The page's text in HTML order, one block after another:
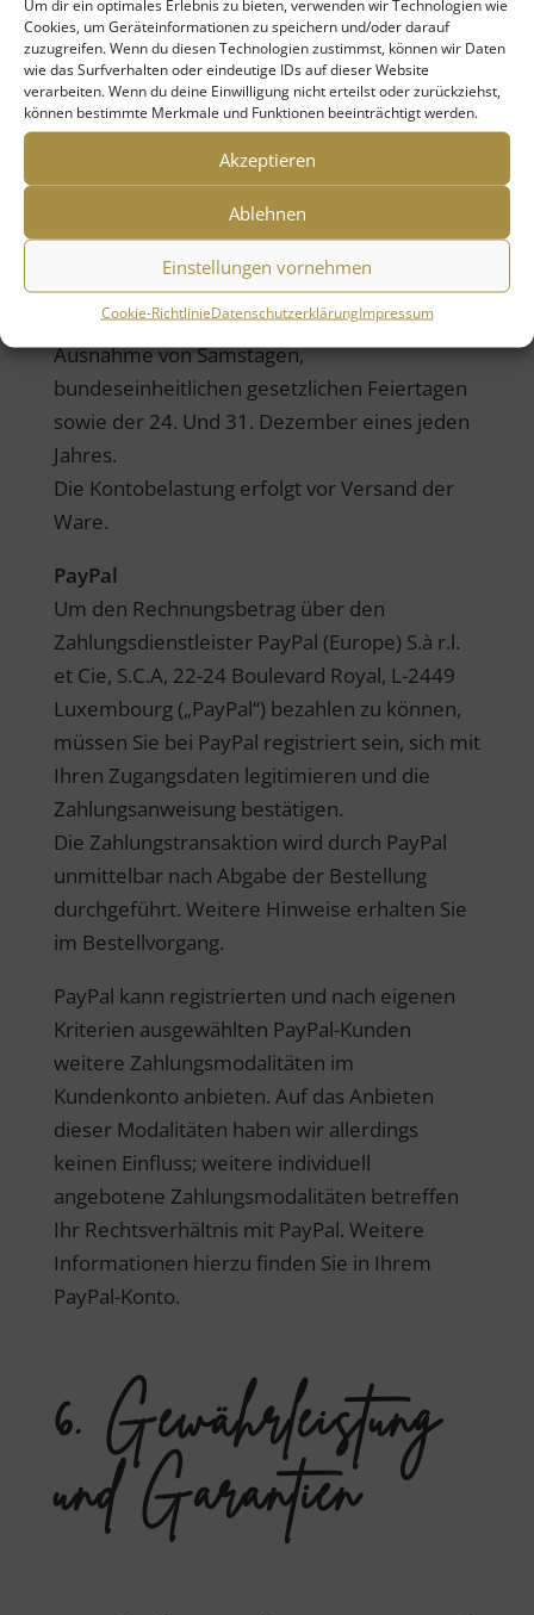
Um dir ein optimales Erlebnis zu bieten, verwenden wir Technologien wie
Cookies, um Geräteinformationen zu speichern und/oder darauf
zuzugreifen. Wenn du diesen Technologien zustimmst, können wir Daten
wie das Surfverhalten oder eindeutige IDs auf dieser Website
verarbeiten. Wenn du deine Einwilligung nicht erteilst oder zurückziehst,
können bestimmte Merkmale und Funktionen beeinträchtigt werden.
Akzeptieren
Ablehnen
Einstellungen vornehmen
Cookie-RichtlinieDatenschutzerklärungImpressum
Ihre Karte wird unmittelbar nach Abgabe der
Bestellung belastet.
SEPA-Lastschriftverfahren
Mit Abgabe der Bestellung erteilen Sie uns ein
SEPA-Lastschriftmandat. Über das Datum der
Kontobelastung werden wir Sie mindestens
einen Bankgeschäftstag im Voraus
informieren (sog. Prenotification). Ein
Bankgeschäftstag ist jeder Werktag mit
Ausnahme von Samstagen,
bundeseinheitlichen gesetzlichen Feiertagen
sowie der 24. Und 31. Dezember eines jeden
Jahres.
Die Kontobelastung erfolgt vor Versand der
Ware.
PayPal
Um den Rechnungsbetrag über den
Zahlungsdienstleister PayPal (Europe) S.à r.l.
et Cie, S.C.A, 22-24 Boulevard Royal, L-2449
Luxembourg („PayPal“) bezahlen zu können,
müssen Sie bei PayPal registriert sein, sich mit
Ihren Zugangsdaten legitimieren und die
Zahlungsanweisung bestätigen.
Die Zahlungstransaktion wird durch PayPal
unmittelbar nach Abgabe der Bestellung
durchgeführt. Weitere Hinweise erhalten Sie
im Bestellvorgang.
PayPal kann registrierten und nach eigenen
Kriterien ausgewählten PayPal-Kunden
weitere Zahlungsmodalitäten im
Kundenkonto anbieten. Auf das Anbieten
dieser Modalitäten haben wir allerdings
keinen Einfluss; weitere individuell
angebotene Zahlungsmodalitäten betreffen
Ihr Rechtsverhältnis mit PayPal. Weitere
Informationen hierzu finden Sie in Ihrem
PayPal-Konto.
6. Gewährleistung
und Garantien